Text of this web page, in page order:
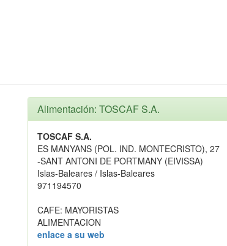
Alimentación: TOSCAF S.A.
TOSCAF S.A.
ES MANYANS (POL. IND. MONTECRISTO), 27
-SANT ANTONI DE PORTMANY (EIVISSA)
Islas-Baleares / Islas-Baleares
971194570
CAFE: MAYORISTAS
ALIMENTACION
enlace a su web